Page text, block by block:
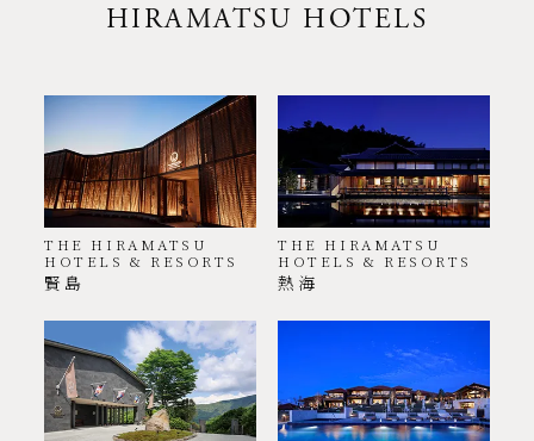
HIRAMATSU HOTELS
THE HIRAMATSU
HOTELS & RESORTS
賢島
THE HIRAMATSU
HOTELS & RESORTS
熱海